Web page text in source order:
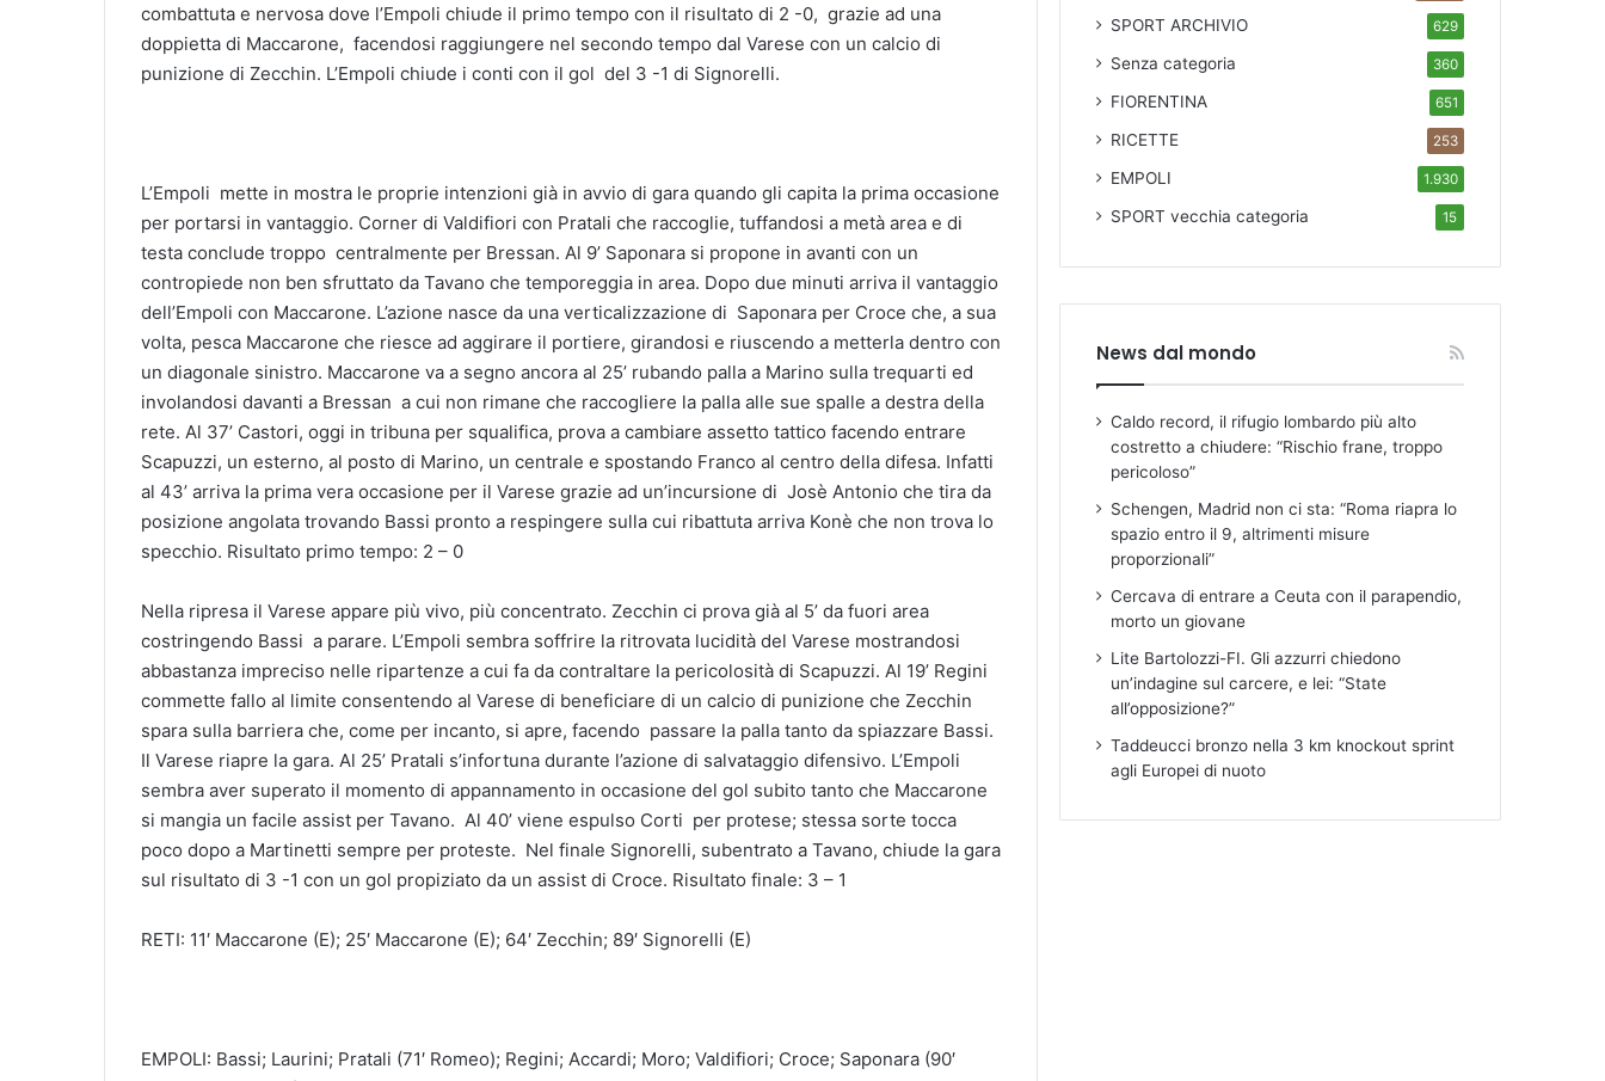
combattuta e nervosa dove l’Empoli chiude il primo tempo con il risultato di 2 -0, grazie ad una
doppietta di Maccarone, facendosi raggiungere nel secondo tempo dal Varese con un calcio di
punizione di Zecchin. L’Empoli chiude i conti con il gol del 3 -1 di Signorelli.
L’Empoli mette in mostra le proprie intenzioni già in avvio di gara quando gli capita la prima occasione
per portarsi in vantaggio. Corner di Valdifiori con Pratali che raccoglie, tuffandosi a metà area e di
testa conclude troppo centralmente per Bressan. Al 9’ Saponara si propone in avanti con un
contropiede non ben sfruttato da Tavano che temporeggia in area. Dopo due minuti arriva il vantaggio
dell’Empoli con Maccarone. L’azione nasce da una verticalizzazione di Saponara per Croce che, a sua
volta, pesca Maccarone che riesce ad aggirare il portiere, girandosi e riuscendo a metterla dentro con
un diagonale sinistro. Maccarone va a segno ancora al 25’ rubando palla a Marino sulla trequarti ed
involandosi davanti a Bressan a cui non rimane che raccogliere la palla alle sue spalle a destra della
rete. Al 37’ Castori, oggi in tribuna per squalifica, prova a cambiare assetto tattico facendo entrare
Scapuzzi, un esterno, al posto di Marino, un centrale e spostando Franco al centro della difesa. Infatti
al 43’ arriva la prima vera occasione per il Varese grazie ad un’incursione di Josè Antonio che tira da
posizione angolata trovando Bassi pronto a respingere sulla cui ribattuta arriva Konè che non trova lo
specchio. Risultato primo tempo: 2 – 0
Nella ripresa il Varese appare più vivo, più concentrato. Zecchin ci prova già al 5’ da fuori area
costringendo Bassi a parare. L’Empoli sembra soffrire la ritrovata lucidità del Varese mostrandosi
abbastanza impreciso nelle ripartenze a cui fa da contraltare la pericolosità di Scapuzzi. Al 19’ Regini
commette fallo al limite consentendo al Varese di beneficiare di un calcio di punizione che Zecchin
spara sulla barriera che, come per incanto, si apre, facendo passare la palla tanto da spiazzare Bassi.
Il Varese riapre la gara. Al 25’ Pratali s’infortuna durante l’azione di salvataggio difensivo. L’Empoli
sembra aver superato il momento di appannamento in occasione del gol subito tanto che Maccarone
si mangia un facile assist per Tavano. Al 40’ viene espulso Corti per protese; stessa sorte tocca
poco dopo a Martinetti sempre per proteste. Nel finale Signorelli, subentrato a Tavano, chiude la gara
sul risultato di 3 -1 con un gol propiziato da un assist di Croce. Risultato finale: 3 – 1
RETI: 11′ Maccarone (E); 25′ Maccarone (E); 64′ Zecchin; 89′ Signorelli (E)
EMPOLI: Bassi; Laurini; Pratali (71′ Romeo); Regini; Accardi; Moro; Valdifiori; Croce; Saponara (90′
SPORT ARCHIVIO 629
Senza categoria 360
FIORENTINA 651
RICETTE 253
EMPOLI 1.930
SPORTvecchia categoria 15
News dal mondo
Caldo record, il rifugio lombardo più alto
costretto a chiudere: “Rischio frane, troppo
pericoloso”
Schengen, Madrid non ci sta: “Roma riapra lo
spazio entro il 9, altrimenti misure
proporzionali”
Cercava di entrare a Ceuta con il parapendio,
morto un giovane
Lite Bartolozzi-FI. Gli azzurri chiedono
un’indagine sul carcere, e lei: “State
all’opposizione?”
Taddeucci bronzo nella 3 km knockout sprint
agli Europei di nuoto